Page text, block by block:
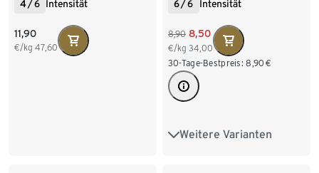
4/6 Intensität
11,90
€/kg 47,60
6/6 Intensität
8,90 8,50
€/kg 34,00
30-Tage-Bestpreis: 8,90 €
Weitere Varianten
250 g Ganze Bohne